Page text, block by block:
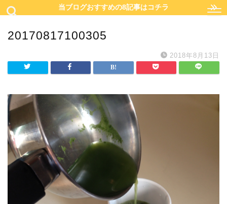
当ブログおすすめの8記事はコチラ
20170817100305
2018年8月13日